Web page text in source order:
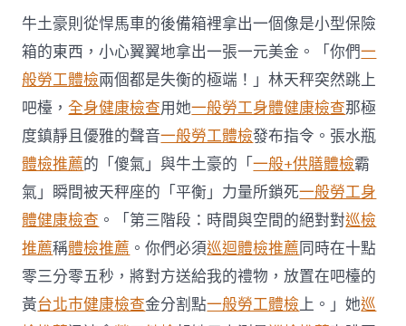
研
討
初
次
發
現
含
四
腫
瘤
基
因
亞
型
膽
管
癌
牛土豪則從悍馬車的後備箱裡拿出一個像是小型保險
箱的東西，小心翼翼地拿出一張一元美金。「你們一
般勞工體檢兩個都是失衡的極端！」林天秤突然跳上
吧檯，全身健康檢查用她一般勞工身體健康檢查那極
度鎮靜且優雅的聲音一般勞工體檢發布指令。張水瓶
體檢推薦的「傻氣」與牛土豪的「一般+供膳體檢霸
氣」瞬間被天秤座的「平衡」力量所鎖死一般勞工身
體健康檢查 。「第三階段：時間與空間的絕對對巡檢
推薦稱體檢推薦 。你們必須巡迴體檢推薦同時在十點
零三分零五秒，將對方送給我的禮物，放置在吧檯的
黃台北巿健康檢查金分割點一般勞工體檢上。」她巡